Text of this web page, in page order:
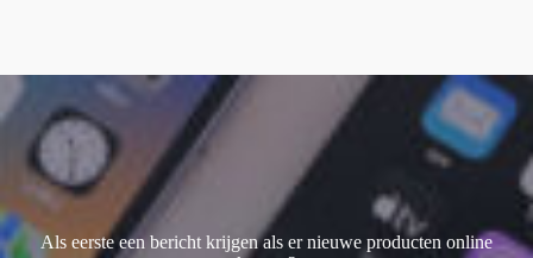
Als eerste een bericht krijgen als er nieuwe producten online